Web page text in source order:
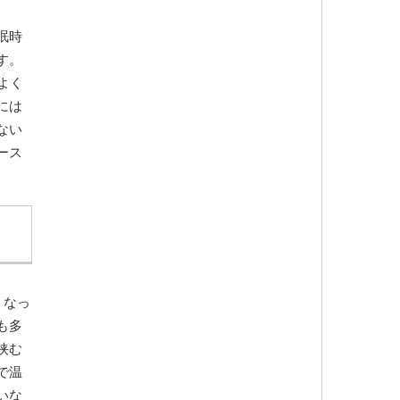
時
く
は
い
ス
っ
多
む
温
な